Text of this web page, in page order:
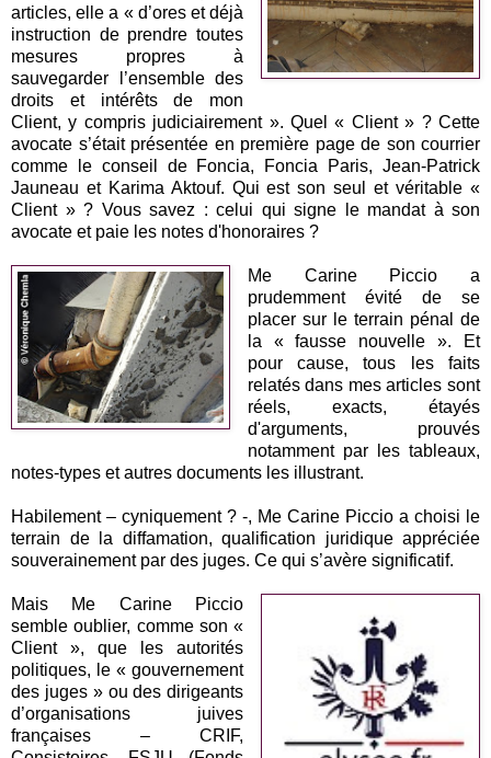
articles, elle a « d’ores et déjà
instruction de prendre toutes
mesures propres à
sauvegarder l’ensemble des
droits et intérêts de mon
Client, y compris judiciairement ». Quel « Client » ? Cette
avocate s’était présentée en première page de son courrier
comme le conseil de Foncia, Foncia Paris, Jean-Patrick
Jauneau et Karima Aktouf. Qui est son seul et véritable «
Client » ? Vous savez : celui qui signe le mandat à son
avocate et paie les notes d'honoraires ?
Me Carine Piccio a
prudemment évité de se
placer sur le terrain pénal de
la « fausse nouvelle ». Et
pour cause, tous les faits
relatés dans mes articles sont
réels, exacts, étayés
d'arguments, prouvés
notamment par les tableaux,
notes-types et autres documents les illustrant.
Habilement – cyniquement ? -, Me Carine Piccio a choisi le
terrain de la diffamation, qualification juridique appréciée
souverainement par des juges. Ce qui s’avère significatif.
Mais Me Carine Piccio
semble oublier, comme son «
Client », que les autorités
politiques, le « gouvernement
des juges » ou des dirigeants
d’organisations juives
françaises – CRIF,